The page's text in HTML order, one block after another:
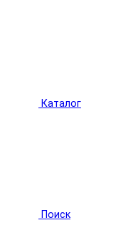
Каталог
Поиск